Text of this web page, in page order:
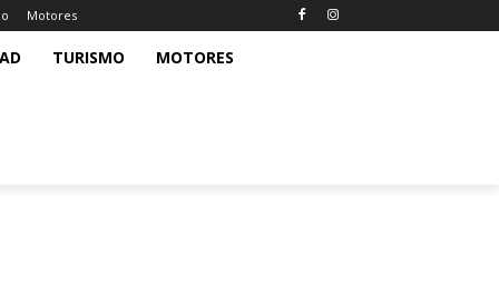
Motores
TURISMO MOTORES